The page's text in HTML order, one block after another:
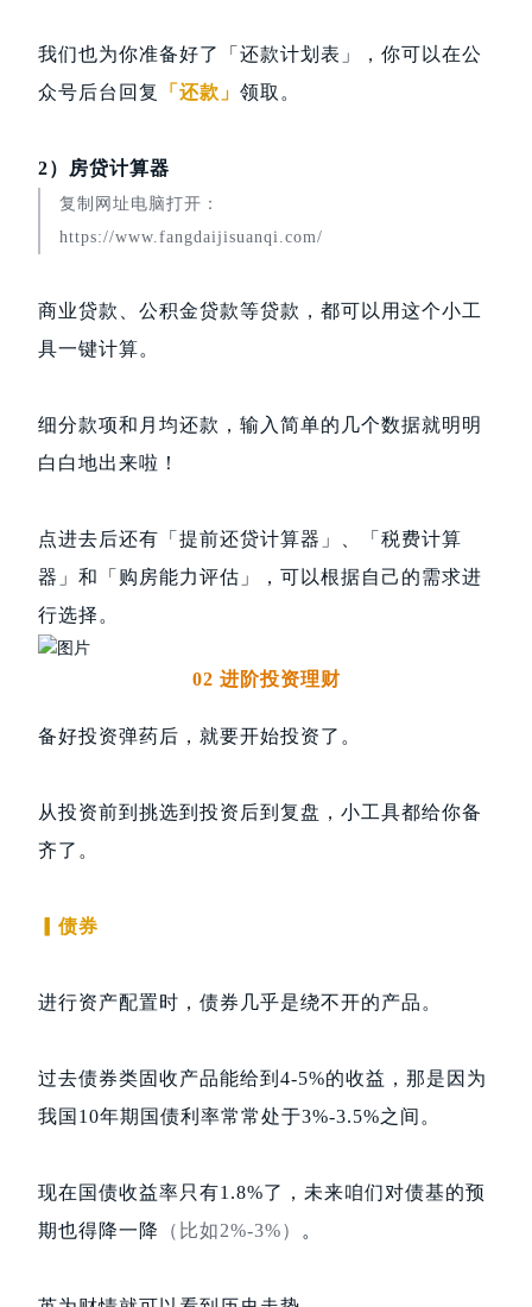
我们也为你准备好了「还款计划表」，你可以在公
众号后台回复
「还款」 领取。
2）房贷计算器
复制网址电脑打开：
https://www.fangdaijisuanqi.com/
商业贷款、公积金贷款等贷款，都可以用这个小工
具一键计算。
细分款项和月均还款，输入简单的几个数据就明明
白白地出来啦！
点进去后还有「提前还贷计算器」、「税费计算
器」和「购房能力评估」，可以根据自己的需求进
行选择。
02 进阶投资理财
备好投资弹药后，就要开始投资了。
从投资前到挑选到投资后到复盘，小工具都给你备
齐了。
▎债券
进行资产配置时，债券几乎是绕不开的产品。
过去债券类固收产品能给到4-5%的收益，那是因为
我国10年期国债利率常常处于3%-3.5%之间。
现在国债收益率只有1.8%了，未来咱们对债基的预
期也得降一降
（比如2%-3%） 。